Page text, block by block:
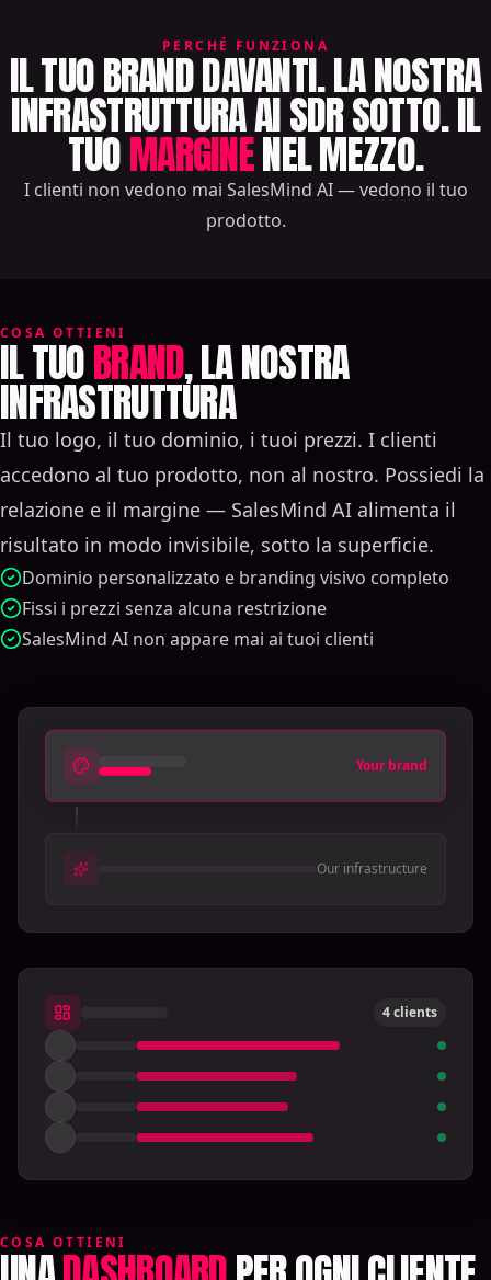
PERCHÉ FUNZIONA
IL TUO BRAND DAVANTI. LA NOSTRA
INFRASTRUTTURA AI SDR SOTTO. IL
TUOMARGINENEL MEZZO.
I clienti non vedono mai SalesMind AI — vedono il tuo
prodotto.
COSA OTTIENI
IL TUOBRAND, LA NOSTRA
INFRASTRUTTURA
Il tuo logo, il tuo dominio, i tuoi prezzi. I clienti
accedono al tuo prodotto, non al nostro. Possiedi la
relazione e il margine — SalesMind AI alimenta il
risultato in modo invisibile, sotto la superficie.
Dominio personalizzato e branding visivo completo
Fissi i prezzi senza alcuna restrizione
SalesMind AI non appare mai ai tuoi clienti
Your brand
Our infrastructure
4 clients
COSA OTTIENI